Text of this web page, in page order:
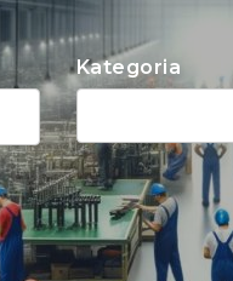
Kategoria